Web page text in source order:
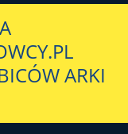
ARKI